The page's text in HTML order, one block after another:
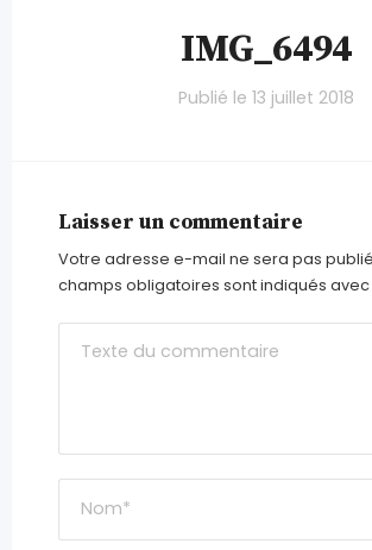
IMG_6494
Publié le 13 juillet 2018
Laisser un commentaire
Votre adresse e-mail ne sera pas
champs obligatoires sont indiqués avec